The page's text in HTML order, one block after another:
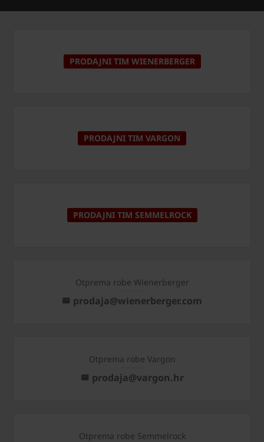
PRODAJNI TIM WIENERBERGER
PRODAJNI TIM VARGON
PRODAJNI TIM SEMMELROCK
Otprema robe Wienerberger
prodaja@wienerberger.com
Otprema robe Vargon
prodaja@vargon.hr
Otprema robe Semmelrock